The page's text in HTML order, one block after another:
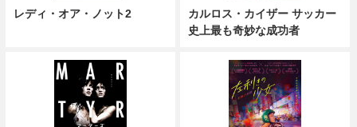
レディ・オア・ノット2
カルロス・カイザー サッカー
史上最も奇妙な成功者